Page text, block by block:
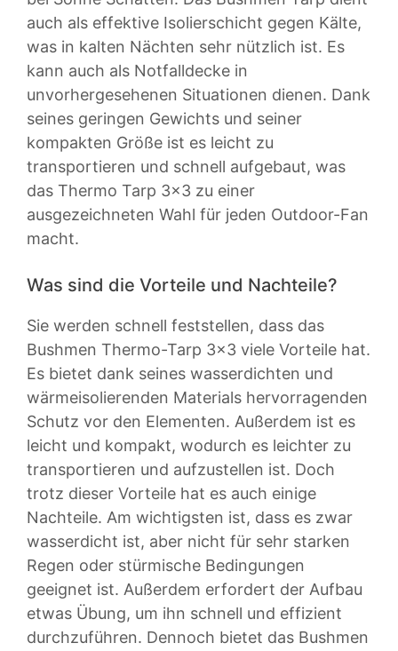
auch als effektive Isolierschicht gegen Kälte,
was in kalten Nächten sehr nützlich ist. Es
kann auch als Notfalldecke in
unvorhergesehenen Situationen dienen. Dank
seines geringen Gewichts und seiner
kompakten Größe ist es leicht zu
transportieren und schnell aufgebaut, was
das Thermo Tarp 3×3 zu einer
ausgezeichneten Wahl für jeden Outdoor-Fan
macht.
Was sind die Vorteile und Nachteile?
Sie werden schnell feststellen, dass das
Bushmen Thermo-Tarp 3×3 viele Vorteile hat.
Es bietet dank seines wasserdichten und
wärmeisolierenden Materials hervorragenden
Schutz vor den Elementen. Außerdem ist es
leicht und kompakt, wodurch es leichter zu
transportieren und aufzustellen ist. Doch
trotz dieser Vorteile hat es auch einige
Nachteile. Am wichtigsten ist, dass es zwar
wasserdicht ist, aber nicht für sehr starken
Regen oder stürmische Bedingungen
geeignet ist. Außerdem erfordert der Aufbau
etwas Übung, um ihn schnell und effizient
durchzuführen. Dennoch bietet das Bushmen